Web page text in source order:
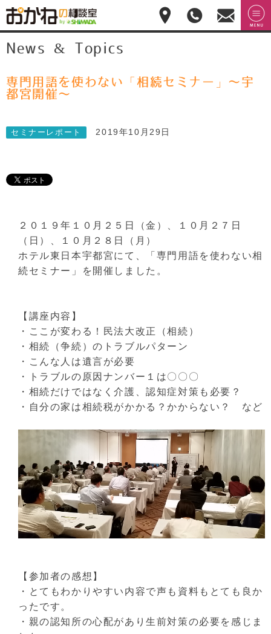
おかねの相談室 by
嶋田商事
せ
028-
News & Topics
専門用語を使わない「相続セミナー」～宇
都宮開催～
セミナーレポート 2019年10月29日
２０１９年１０月２５日（金）、１０月２７日
（日）、１０月２８日（月）
ホテル東日本宇都宮にて、「専門用語を使わない相
続セミナー」を開催しました。
【講座内容】
・ここが変わる！民法大改正（相続）
・相続（争続）のトラブルパターン
・こんな人は遺言が必要
・トラブルの原因ナンバー１は〇〇〇
・相続だけではなく介護、認知症対策も必要？
・自分の家は相続税がかかる？かからない？ など
【参加者の感想】
・とてもわかりやすい内容で声も資料もとても良か
ったです。
・親の認知所の心配があり生前対策の必要を感じま